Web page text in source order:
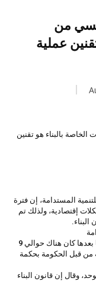
من
عملية
بالبناء هو تقنين
المستدامة، إن فترة
إقتصادية، ولذلك تم
خلال تصريحات تلفزيونية، أنه خلال فترة 2011 وما بعدها كان هناك حوالي 9
من قبل الحكومة بحكمة
وقال إن قانون البناء